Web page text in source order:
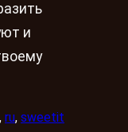
и
, ru, sweetit